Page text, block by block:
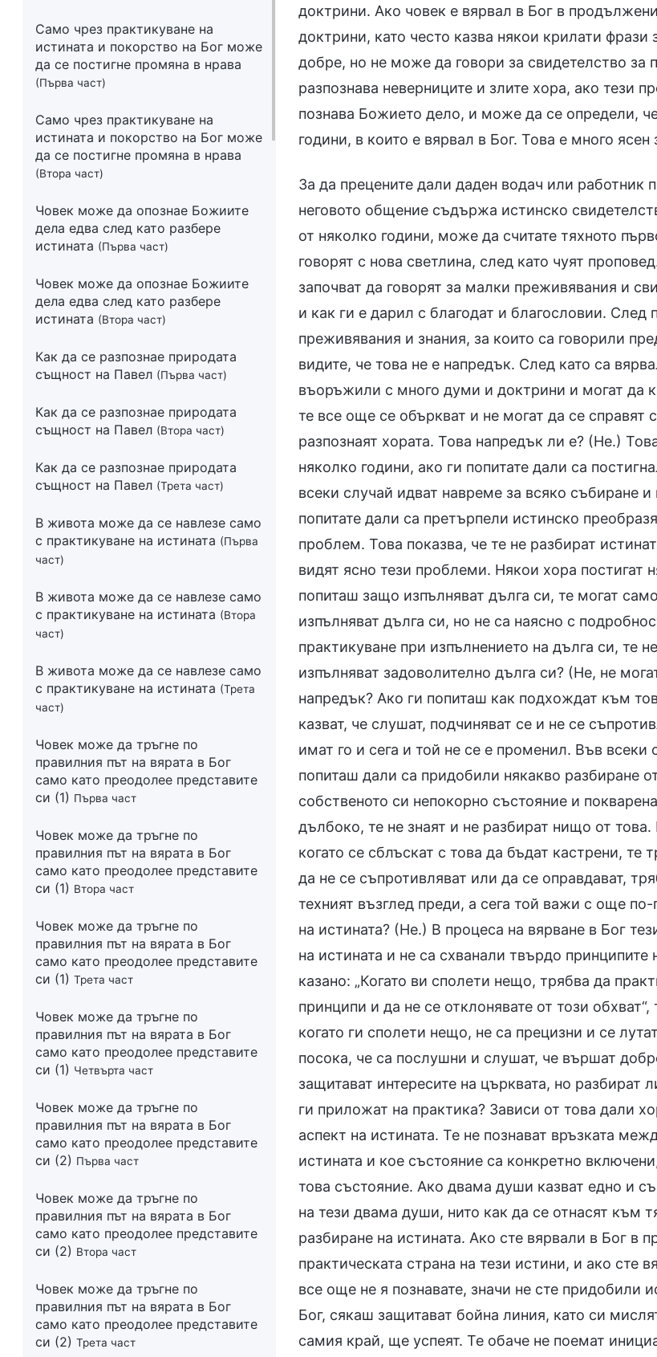
Само чрез практикуване на
истината и покорство на Бог може
да се постигне промяна в нрава
(Първа част)
Само чрез практикуване на
истината и покорство на Бог може
да се постигне промяна в нрава
(Втора част)
Човек може да опознае Божиите
дела едва след като разбере
истината (Първа част)
Човек може да опознае Божиите
дела едва след като разбере
истината (Втора част)
Как да се разпознае природата
същност на Павел (Първа част)
Как да се разпознае природата
същност на Павел (Втора част)
Как да се разпознае природата
същност на Павел (Трета част)
В живота може да се навлезе само
с практикуване на истината (Първа
част)
В живота може да се навлезе само
с практикуване на истината (Втора
част)
В живота може да се навлезе само
с практикуване на истината (Трета
част)
Човек може да тръгне по
правилния път на вярата в Бог
само като преодолее представите
си (1) Първа част
Човек може да тръгне по
правилния път на вярата в Бог
само като преодолее представите
си (1) Втора част
Човек може да тръгне по
правилния път на вярата в Бог
само като преодолее представите
си (1) Трета част
Човек може да тръгне по
правилния път на вярата в Бог
само като преодолее представите
си (1) Четвърта част
Човек може да тръгне по
правилния път на вярата в Бог
само като преодолее представите
си (2) Първа част
Човек може да тръгне по
правилния път на вярата в Бог
само като преодолее представите
си (2) Втора част
Човек може да тръгне по
правилния път на вярата в Бог
само като преодолее представите
си (2) Трета част
доктрини. Ако човек е вярвал в Бог в
доктрини, като често казва някои крилати
добре, но не може да говори за свидетелство за
разпознава неверниците и злите хора, ако тези
познава Божието дело, и може да се определи,
години, в които е вярвал в Бог. Това е много ясен
За да прецените дали даден водач или работник
неговото общение съдържа истинско
от няколко години, може да считате тяхното
говорят с нова светлина, след като чуят
започват да говорят за малки преживявания и
и как ги е дарил с благодат и благословии.
преживявания и знания, за които са говорили
видите, че това не е напредък. След като са
въоръжили с много думи и доктрини и могат да
те все още се объркват и не могат да се справят
разпознаят хората. Това напредък ли е? (Не.)
няколко години, ако ги попитате дали са
всеки случай идват навреме за всяко събиране
попитате дали са претърпели истинско
проблем. Това показва, че те не разбират
видят ясно тези проблеми. Някои хора постигат
попиташ защо изпълняват дълга си, те могат
изпълняват дълга си, но не са наясно с
практикуване при изпълнението на дълга си, те
изпълняват задоволително дълга си? (Не, не
напредък? Ако ги попиташ как подхождат към
казват, че слушат, подчиняват се и не се
имат го и сега и той не се е променил. Във всеки
попиташ дали са придобили някакво разбиране
собственото си непокорно състояние и
дълбоко, те не знаят и не разбират нищо от
когато се сблъскат с това да бъдат кастрени, те
да не се съпротивляват или да се оправдават,
техният възглед преди, а сега той важи с още
на истината? (Не.) В процеса на вярване в Бог
на истината и не са схванали твърдо
казано: „Когато ви сполети нещо, трябва да
принципи и да не се отклонявате от този
когато ги сполети нещо, не са прецизни и се
посока, че са послушни и слушат, че вършат
защитават интересите на църквата, но разбират
ги приложат на практика? Зависи от това дали
аспект на истината. Те не познават връзката
истината и кое състояние са конкретно
това състояние. Ако двама души казват едно и
на тези двама души, нито как да се отнасят към
разбиране на истината. Ако сте вярвали в Бог в
практическата страна на тези истини, и ако
все още не я познавате, значи не сте придобили
Бог, сякаш защитават бойна линия, като си
самия край, ще успеят. Те обаче не поемат